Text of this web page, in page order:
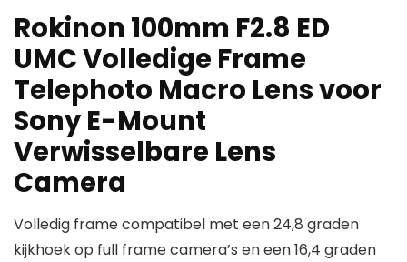
Rokinon 100mm F2.8 ED
UMC Volledige Frame
Telephoto Macro Lens voor
Sony E-Mount
Verwisselbare Lens
Camera
Volledig frame compatibel met een 24,8 graden
kijkhoek op full frame camera’s en een 16,4 graden